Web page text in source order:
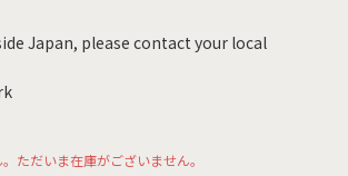
Japan, please contact your local
ただいま在庫がございません。